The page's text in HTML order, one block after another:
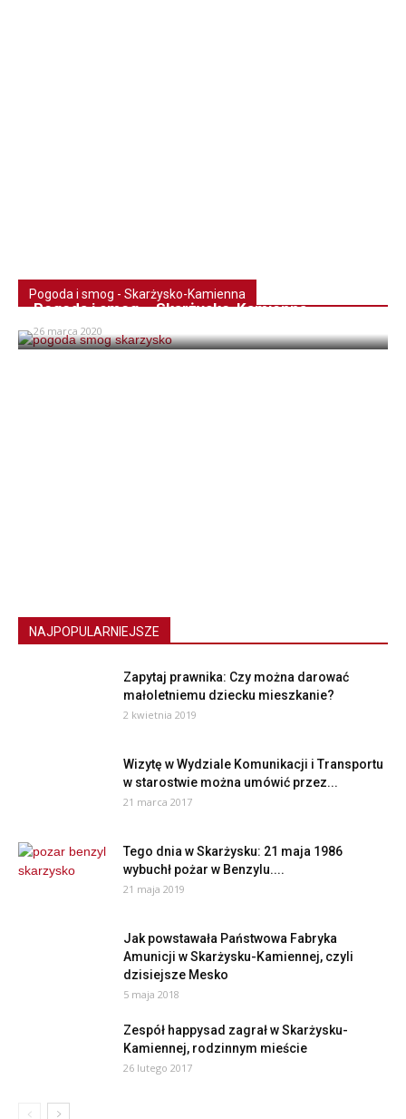
Pogoda i smog - Skarżysko-Kamienna
Pogoda i smog – Skarżysko-Kamienna
26 marca 2020
NAJPOPULARNIEJSZE
Zapytaj prawnika: Czy można darować
małoletniemu dziecku mieszkanie?
2 kwietnia 2019
Wizytę w Wydziale Komunikacji i Transportu
w starostwie można umówić przez...
21 marca 2017
Tego dnia w Skarżysku: 21 maja 1986
wybuchł pożar w Benzylu....
21 maja 2019
Jak powstawała Państwowa Fabryka
Amunicji w Skarżysku-Kamiennej, czyli
dzisiejsze Mesko
5 maja 2018
Zespół happysad zagrał w Skarżysku-
Kamiennej, rodzinnym mieście
26 lutego 2017